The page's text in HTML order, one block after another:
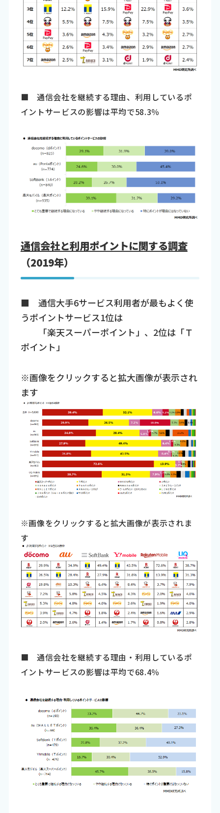
■ 通信会社を継続する理由、利用しているポ
イントサービスの影響は平均で58.3％
通信会社と利用ポイントに関する調査
（2019年）
■ 通信大手6サービス利用者が最もよく使
うポイントサービス1位は
「楽天スーパーポイント」、2位は「Ｔ
ポイント」
※画像をクリックすると拡大画像が表示され
ます
※画像をクリックすると拡大画像が表示されま
す
■通信会社を継続する理由・利用しているポ
イントサービスの影響は平均で68.4％